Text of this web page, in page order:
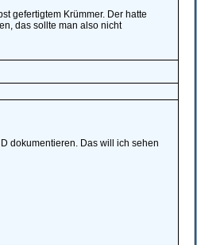
gefertigtem Krümmer. Der hatte
das sollte man also nicht
dokumentieren. Das will ich sehen